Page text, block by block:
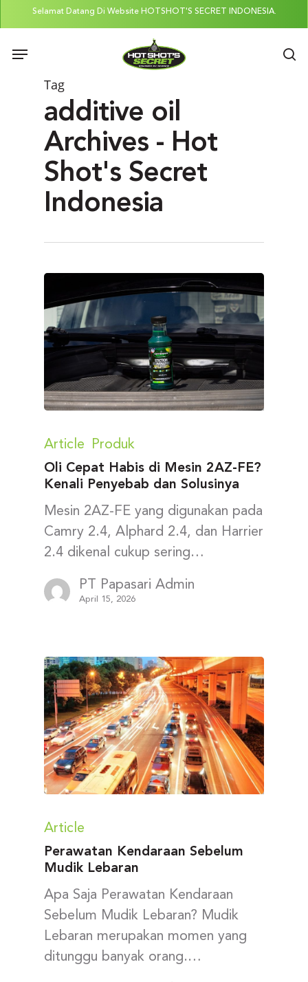
to
main
Selamat Datang Di Website HOTSHOT'S SECRET INDONESIA.
Menu
Tag
additive oil
Archives - Hot
Shot's Secret
Indonesia
Article
Produk
Oli Cepat Habis di Mesin 2AZ-FE?
Kenali Penyebab dan Solusinya
Mesin 2AZ-FE yang digunakan pada
Camry 2.4, Alphard 2.4, dan Harrier
2.4 dikenal cukup sering…
PT Papasari Admin
April 15, 2026
Article
Perawatan Kendaraan Sebelum
Mudik Lebaran
Apa Saja Perawatan Kendaraan
Sebelum Mudik Lebaran? Mudik
Lebaran merupakan momen yang
ditunggu banyak orang.…